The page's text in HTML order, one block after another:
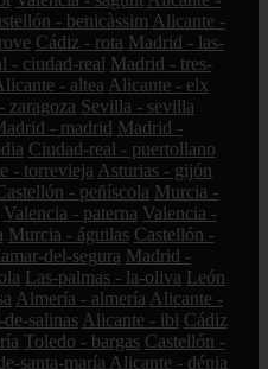
- benicàssim Alicante -
Cádiz - rota Madrid - las-
- ciudad-real Madrid - tres-
- altea Alicante - elx
zaragoza Sevilla - sevilla
- madrid Madrid -
Ciudad-real - puertollano
- torrevieja Asturias - gijón
- peñíscola Murcia -
Valencia - paterna Valencia -
Murcia - águilas Castellón -
del-segura Madrid -
Las-palmas - la-oliva León
Almería - almería Alicante -
salinas Alicante - ibi Cádiz
Toledo - bargas Castellón -
santa-maría Alicante - dénia